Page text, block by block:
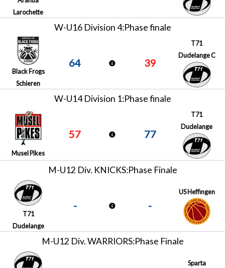
Larochette
W-U16 Division 4:Phase finale
Black Frogs
Schieren
64 39
T71
Dudelange C
W-U14 Division 1:Phase finale
Musel Pikes
57 77
T71
Dudelange
M-U12 Div. KNICKS:Phase Finale
T71
Dudelange
- -
US Heffingen
M-U12 Div. WARRIORS:Phase Finale
Sparta